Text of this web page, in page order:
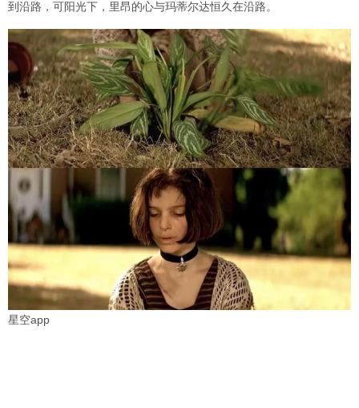
到沿路，可阳光下，里昂的心与玛蒂尔达恒久在沿路。
星空app